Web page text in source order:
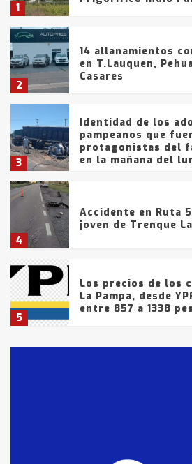
1
2
14 allanamientos
en T.Lauquen,
Casares
3
Identidad de los
pampeanos que
protagonistas del
en la mañana del
4
Accidente en Ruta
joven de Trenque
5
Los precios de los
La Pampa, desde
entre 857 a 1338
fueron detenidos